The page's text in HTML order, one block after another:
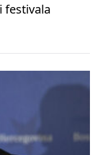
festivala